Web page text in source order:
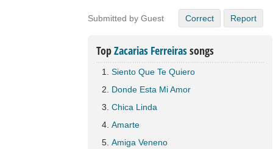
Submitted by Guest Correct Report
TopZacarias Ferreirassongs
Siento Que Te Quiero
Donde Esta Mi Amor
Chica Linda
Amarte
Amiga Veneno